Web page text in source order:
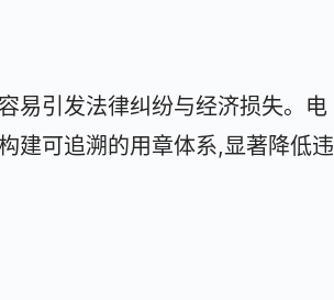
易引发法律纠纷与经济损失。电
建可追溯的用章体系,显著降低违